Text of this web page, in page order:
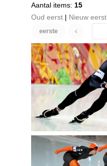
Aantal items: 15
Oud eerst | Nieuw eerst
eerste